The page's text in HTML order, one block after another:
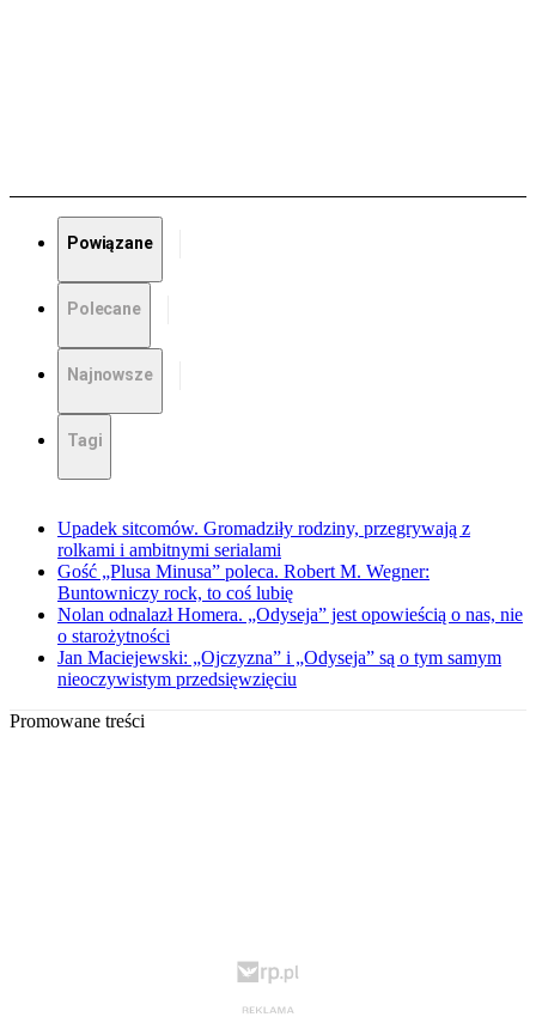
Powiązane
Polecane
Najnowsze
Tagi
Upadek sitcomów. Gromadziły rodziny, przegrywają z
rolkami i ambitnymi serialami
Gość „Plusa Minusa” poleca. Robert M. Wegner:
Buntowniczy rock, to coś lubię
Nolan odnalazł Homera. „Odyseja” jest opowieścią o nas, nie
o starożytności
Jan Maciejewski: „Ojczyzna” i „Odyseja” są o tym samym
nieoczywistym przedsięwzięciu
Promowane treści